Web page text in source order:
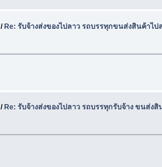
/Re: รับจ้างส่งของไปลาว รถบรรทุกขนส่งสินค้าไป
/ Re: รับจ้างส่งของไปลาว รถบรรทุกรับจ้าง ขนส่ง